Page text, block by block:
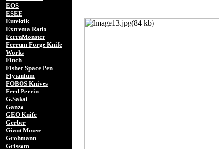
EOS
ESEE
Eutektik
Extrema Ratio
FerraMonster
Ferrum Forge Knife
Works
Finch
Fisher Space Pen
Flytanium
FOBOS Knives
Fred Perrin
G.Sakai
Ganzo
GEO Knife
Gerber
Giant Mouse
Grohmann
Grissom